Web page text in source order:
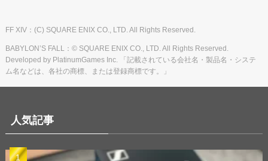
FF XIV：(C) SQUARE ENIX CO., LTD. All Rights Reserved.
BABYLON’S FALL：© SQUARE ENIX CO., LTD. All Rights Reserved.
Developed by PlatinumGames Inc. 「記載されている会社名・製品名・システ
ム名などは、各社の商標、または登録商標です。」
人気記事